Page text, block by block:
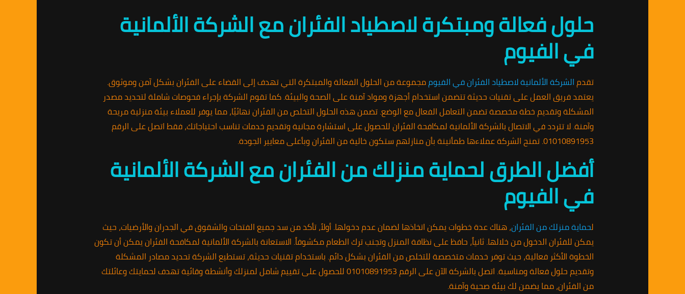
حلول فعالة ومبتكرة لاصطياد الفئران مع الشركة الألمانية
في الفيوم
تقدمالشركة الألمانية لاصطياد الفئران في الفيوممجموعة من الحلول الفعالة والمبتكرة التي تهدف إلى القضاء على الفئران بشكل آمن وموثوق.
يعتمد فريق العمل على تقنيات حديثة تتضمن استخدام أجهزة ومواد آمنة على الصحة والبيئة. كما تقوم الشركة بإجراء فحوصات شاملة لتحديد مصدر
المشكلة وتقديم خطة مخصصة تضمن التعامل الفعال مع الوضع. تضمن هذه الحلول التخلص من الفئران نهائيًا، مما يوفر للعملاء بيئة منزلية مريحة
وآمنة. لا تتردد في الاتصال بالشركة الألمانية لمكافحة الفئران للحصول على استشارة مجانية وتقديم خدمات تناسب احتياجاتك، فقط اتصل على الرقم
01010891953. تمنح الشركة عملاءها طمأنينة بأن منازلهم ستكون خالية من الفئران وبأعلى معايير الجودة.
أفضل الطرق لحماية منزلك من الفئران مع الشركة الألمانية
في الفيوم
لحماية منزلك من الفئران، هناك عدة خطوات يمكن اتخاذها لضمان عدم دخولها. أولاً، تأكد من سد جميع الفتحات والشقوق في الجدران والأرضيات، حيث
يمكن للفئران الدخول من خلالها. ثانياً، حافظ على نظافة المنزل وتجنب ترك الطعام مكشوفاً. الاستعانة بالشركة الألمانية لمكافحة الفئران يمكن أن تكون
الخطوة الأكثر فعالية، حيث توفر خدمات متخصصة للتخلص من الفئران بشكل دائم. باستخدام تقنيات حديثة، تستطيع الشركة تحديد مصادر المشكلة
وتقديم حلول فعالة ومناسبة. اتصل بالشركة الآن على الرقم 01010891953 للحصول على تقييم شامل لمنزلك وأنشطة وقائية تهدف لحمايتك وعائلتك
من الفئران، مما يضمن لك بيئة صحية وآمنة.